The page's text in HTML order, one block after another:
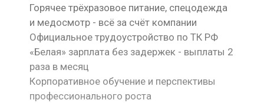
Горячее трёхразовое питание, спецодежда
и медосмотр - всё за счёт компании
Официальное трудоустройство по ТК РФ
«Белая» зарплата без задержек - выплаты 2
раза в месяц
Корпоративное обучение и перспективы
профессионального роста